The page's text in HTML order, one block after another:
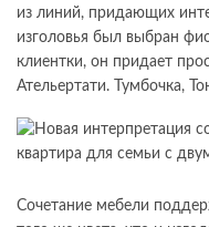
из линий, придающих
изголовья был выбран
клиентки, он придает
Ательертати. Тумбочка,
Сочетание мебели